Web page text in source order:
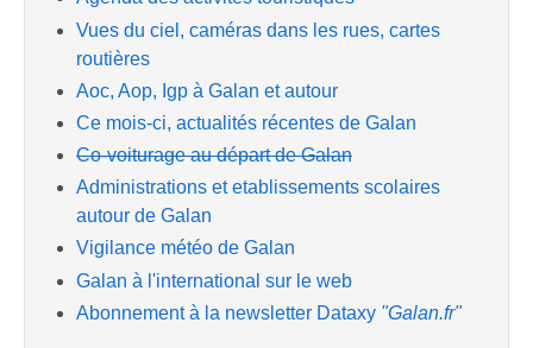
Vues du ciel, caméras dans les rues, cartes
routières
Aoc, Aop, Igp à Galan et autour
Ce mois-ci, actualités récentes de Galan
Co-voiturage au départ de Galan
Administrations et etablissements scolaires
autour de Galan
Vigilance météo de Galan
Galan à l'international sur le web
Abonnement à la newsletter Dataxy "Galan.fr"